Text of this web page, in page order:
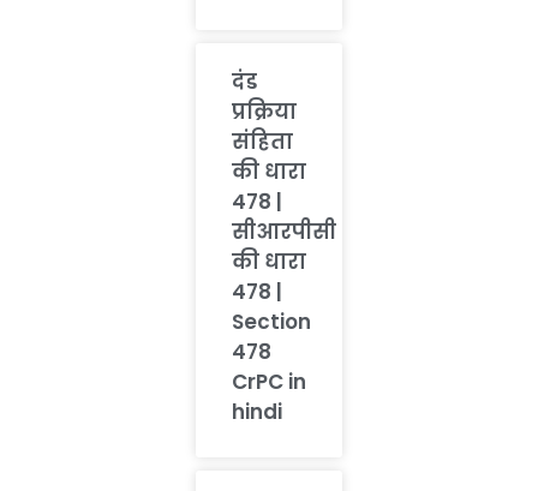
दंड
प्रक्रिया
संहिता
की धारा
478 |
सीआरपीसी
की धारा
478 |
Section
478
CrPC in
hindi